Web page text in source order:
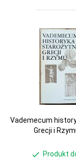
Vademecum
Grecji i
Produkt